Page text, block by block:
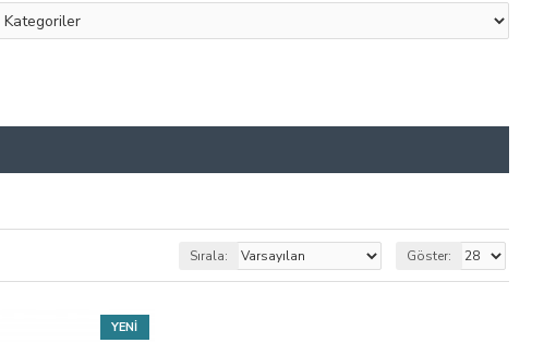
Sırala: Göster:
YENI